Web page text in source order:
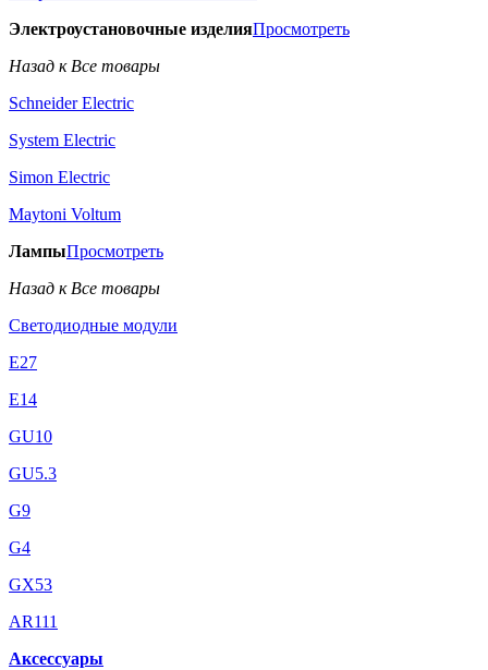
Электроустановочные изделияПросмотреть
Назад к Все товары
Schneider Electric
System Electric
Simon Electric
Maytoni Voltum
ЛампыПросмотреть
Назад к Все товары
Светодиодные модули
E27
E14
GU10
GU5.3
G9
G4
GX53
AR111
Аксессуары